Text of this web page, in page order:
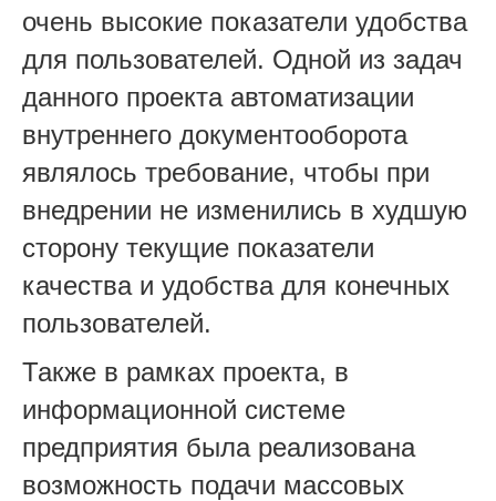
очень высокие показатели удобства
для пользователей. Одной из задач
данного проекта автоматизации
внутреннего документооборота
являлось требование, чтобы при
внедрении не изменились в худшую
сторону текущие показатели
качества и удобства для конечных
пользователей.
Также в рамках проекта, в
информационной системе
предприятия была реализована
возможность подачи массовых